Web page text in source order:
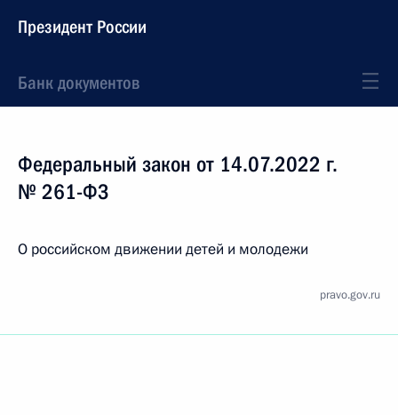
Президент России
Банк документов
Федеральный закон от 14.07.2022 г.
№ 261-ФЗ
О российском движении детей и молодежи
pravo.gov.ru